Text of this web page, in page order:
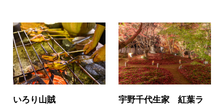
いろり山賊
宇野千代生家 紅葉ラ